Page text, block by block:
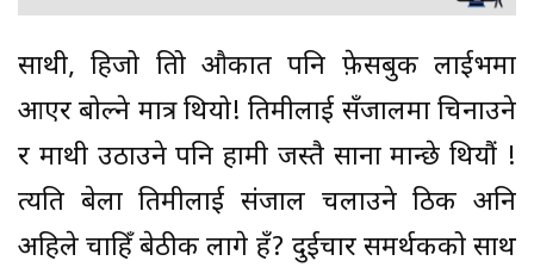
साथी, हिजो तिम्रो औकात पनि फ़ेसबुक लाईभमा
आएर बोल्ने मात्र थियो! तिमीलाई सँजालमा चिनाउने
र माथी उठाउने पनि हामी जस्तै साना मान्छे थियौं !
त्यति बेला तिमीलाई संजाल चलाउने ठिक अनि
अहिले चाहिँ बेठीक लागे हँ? दुईचार समर्थकको साथ